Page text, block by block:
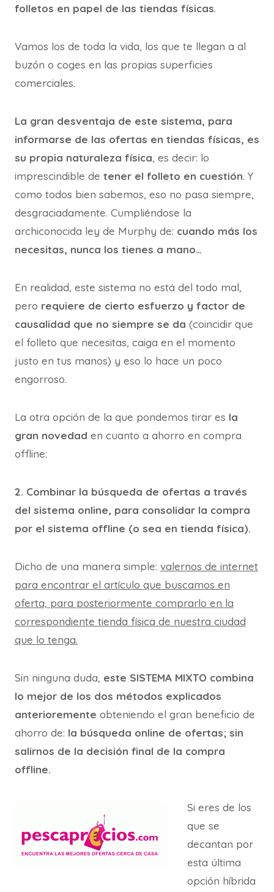
folletos en papel de las tiendas físicas.
Vamos los de toda la vida, los que te llegan a al
buzón o coges en las propias superficies
comerciales.
La gran desventaja de este sistema, para
informarse de las ofertas en tiendas físicas, es
su propia naturaleza física, es decir: lo
imprescindible de tener el folleto en cuestión. Y
como todos bien sabemos, eso no pasa siempre,
desgraciadamente. Cumpliéndose la
archiconocida ley de Murphy de: cuando más los
necesitas, nunca los tienes a mano…
En realidad, este sistema no está del todo mal,
pero requiere de cierto esfuerzo y factor de
causalidad que no siempre se da (coincidir que
el folleto que necesitas, caiga en el momento
justo en tus manos) y eso lo hace un poco
engorroso.
La otra opción de la que pondemos tirar es la
gran novedad en cuanto a ahorro en compra
offline:
2. Combinar la búsqueda de ofertas a través
del sistema online, para consolidar la compra
por el sistema offline (o sea en tienda física).
Dicho de una manera simple: valernos de internet
para encontrar el artículo que buscamos en
oferta, para posteriormente comprarlo en la
correspondiente tienda física de nuestra ciudad
que lo tenga.
Sin ninguna duda, este SISTEMA MIXTO combina
lo mejor de los dos métodos explicados
anterioremente obteniendo el gran beneficio de
ahorro de: la búsqueda online de ofertas; sin
salirnos de la decisión final de la compra
offline.
Si eres de los
que se
decantan por
esta última
opción híbrida